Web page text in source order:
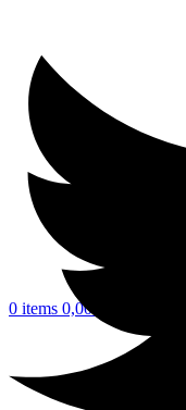
0 items 0,00